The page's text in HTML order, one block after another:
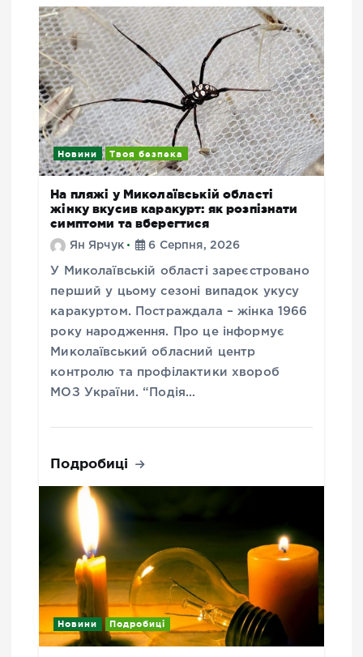
Новини Твоя безпека
На пляжі у Миколаївській області
жінку вкусив каракурт: як розпізнати
симптоми та вберегтися
Ян Ярчук 6 Серпня, 2026
У Миколаївській області зареєстровано
перший у цьому сезоні випадок укусу
каракуртом. Постраждала – жінка 1966
року народження. Про це інформує
Миколаївський обласний центр
контролю та профілактики хвороб
МОЗ України. “Подія…
Подробиці
Новини Подробиці